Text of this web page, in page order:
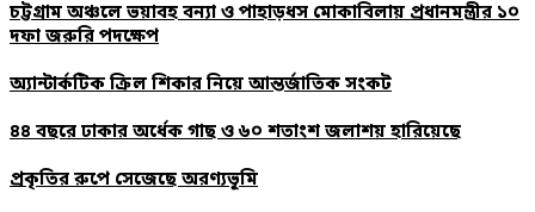
চট্টগ্রাম অঞ্চলে ভয়াবহ বন্যা ও পাহাড়ধস মোকাবিলায় প্রধানমন্ত্রীর ১০
দফা জরুরি পদক্ষেপ
অ্যান্টার্কটিক ক্রিল শিকার নিয়ে আন্তর্জাতিক সংকট
৪৪ বছরে ঢাকার অর্ধেক গাছ ও ৬০ শতাংশ জলাশয় হারিয়েছে
প্রকৃতির রুপে সেজেছে অরণ্যভূমি